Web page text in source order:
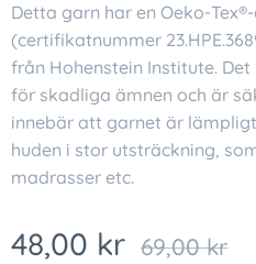
Detta garn har en Oeko-
(certifikatnummer
från Hohenstein Institute.
för skadliga ämnen och är
innebär att garnet är
huden i stor utsträckning,
madrasser etc.
48,00 kr 69,00kr